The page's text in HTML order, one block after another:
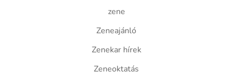
zene
Zeneajánló
Zenekar hírek
Zeneoktatás